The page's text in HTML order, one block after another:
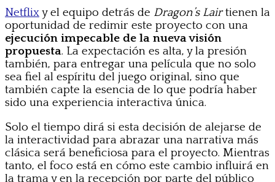
Netflixy el equipo detrás de Dragon’s Lairtienen la
oportunidad de redimir este proyecto con una
ejecución impecable de la nueva visión
propuesta. La expectación es alta, y la presión
también, para entregar una película que no solo
sea fiel al espíritu del juego original, sino que
también capte la esencia de lo que podría haber
sido una experiencia interactiva única.
Solo el tiempo dirá si esta decisión de alejarse de
la interactividad para abrazar una narrativa más
clásica será beneficiosa para el proyecto. Mientras
tanto, el foco está en cómo este cambio influirá en
la trama y en la recepción por parte del público